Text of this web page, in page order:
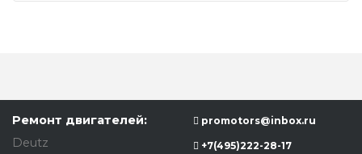
Ремонт двигателей:
Deutz
promotors@inbox.ru
+7(495)222-28-17